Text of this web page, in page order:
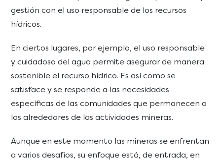
gestión con el uso responsable de los recursos
hídricos.
En ciertos lugares, por ejemplo, el uso responsable
y cuidadoso del agua permite asegurar de manera
sostenible el recurso hídrico. Es así como se
satisface y se responde a las necesidades
específicas de las comunidades que permanecen a
los alrededores de las actividades mineras.
Aunque en este momento las mineras se enfrentan
a varios desafíos, su enfoque está, de entrada, en